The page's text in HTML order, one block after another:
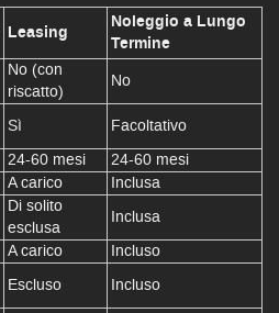
Leasing
Noleggio a Lungo
Termine
No (con
riscatto)
No
Sì
Facoltativo
24-60 mesi
24-60 mesi
A carico
Inclusa
Di solito
esclusa
Inclusa
A carico
Incluso
Escluso Incluso